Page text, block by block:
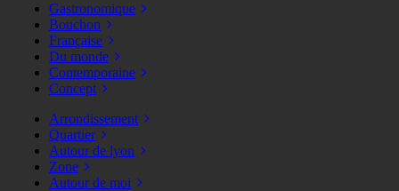
Gastronomique
Bouchon
Française
Du monde
Contemporaine
Concept
Arrondissement
Quartier
Autour de lyon
Zone
Autour de moi